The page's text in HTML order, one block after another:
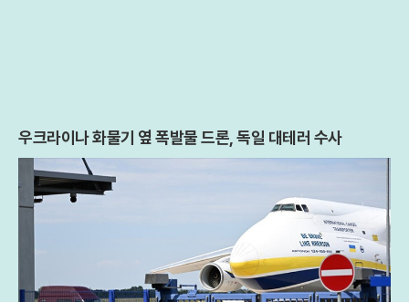
우크라이나 화물기 옆 폭발물 드론, 독일 대테러 수사